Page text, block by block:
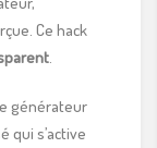
Ce hack
générateur
qui s’active